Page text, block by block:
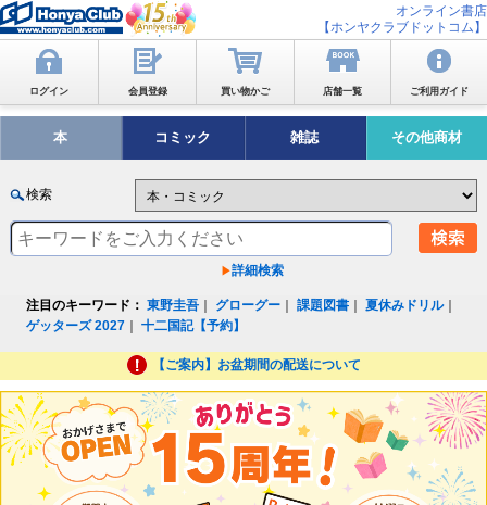
オンライン書店
【ホンヤクラブドットコム】
ログイン 会員登録 買い物かご 店舗一覧 ご利用ガイド
本 コミック 雑誌 その他商材
検索
詳細検索
注目のキーワード： 東野圭吾 グローグー ｜課題図書 ｜夏休みドリル｜
ゲッターズ 2027 ｜十二国記【予約】
【ご案内】お盆期間の配送について